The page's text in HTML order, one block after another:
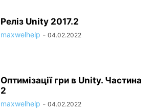
Реліз Unity 2017.2
maxwelhelp - 04.02.2022
Оптимізації гри в Unity. Частина
2
maxwelhelp - 04.02.2022